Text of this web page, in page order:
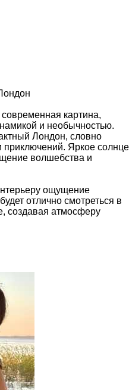
картина,
и необычностью.
Лондон, словно
приключений. Яркое солнце
волшебства и
ощущение
отлично смотреться в
создавая атмосферу